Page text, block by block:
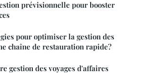
prévisionnelle pour booster
pour optimiser la gestion des
chaîne de restauration rapide?
gestion des voyages d'affaires